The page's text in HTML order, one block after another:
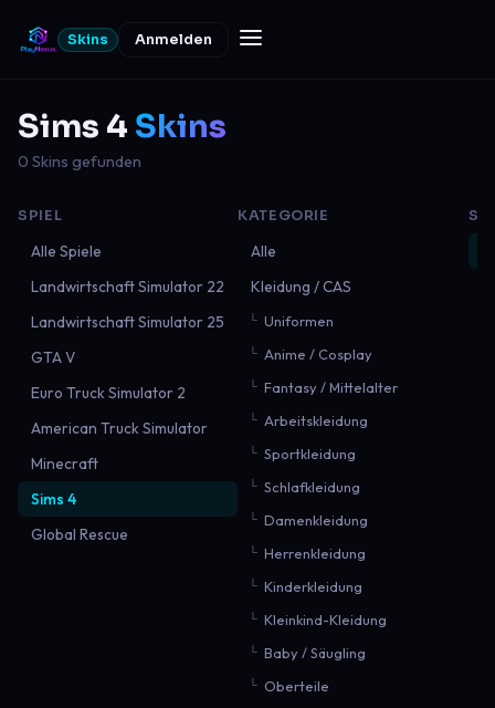
Skins Anmelden
Sims 4 Skins
0 Skins gefunden
SPIEL
Alle Spiele
Landwirtschaft Simulator 22
Landwirtschaft Simulator 25
GTA V
Euro Truck Simulator 2
American Truck Simulator
Minecraft
Sims 4
Global Rescue
KATEGORIE
Alle
Kleidung / CAS
Uniformen
Anime / Cosplay
Fantasy / Mittelalter
Arbeitskleidung
Sportkleidung
Schlafkleidung
Damenkleidung
Herrenkleidung
Kinderkleidung
Kleinkind-Kleidung
Baby / Säugling
Oberteile